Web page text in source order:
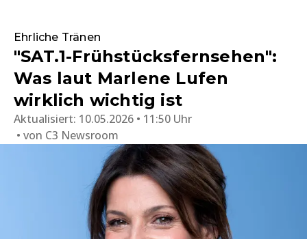
Ehrliche Tränen
"SAT.1-Frühstücksfernsehen":
Was laut Marlene Lufen
wirklich wichtig ist
Aktualisiert: 10.05.2026 • 11:50 Uhr
von C3 Newsroom